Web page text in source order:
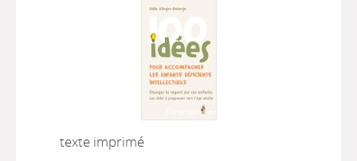
texte imprimé